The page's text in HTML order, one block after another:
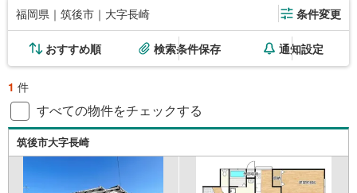
福岡県｜筑後市｜大字長崎 条件変更
おすすめ順 検索条件保存 通知設定
1 件
すべての物件をチェックする
筑後市大字長崎